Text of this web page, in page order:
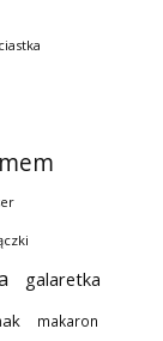
ciastka
galaretka
makaron